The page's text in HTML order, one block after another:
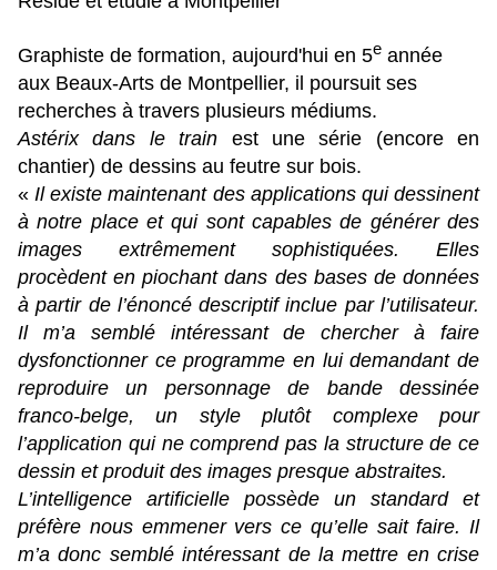
Graphiste de formation, aujourd'hui en 5e année
aux Beaux-Arts de Montpellier, il poursuit ses
recherches à travers plusieurs médiums.
Astérix dans le train est une série (encore en
chantier) de dessins au feutre sur bois.
«Il existe maintenant des applications qui dessinent
à notre place et qui sont capables de générer des
images extrêmement sophistiquées. Elles
procèdent en piochant dans des bases de données
à partir de l’énoncé descriptif inclue par l’utilisateur.
Il m’a semblé intéressant de chercher à faire
dysfonctionner ce programme en lui demandant de
reproduire un personnage de bande dessinée
franco-belge, un style plutôt complexe pour
l’application qui ne comprend pas la structure de ce
dessin et produit des images presque abstraites.
L’intelligence artificielle possède un standard et
préfère nous emmener vers ce qu’elle sait faire. Il
m’a donc semblé intéressant de la mettre en crise